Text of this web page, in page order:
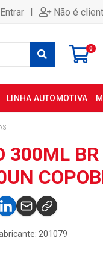
| Não é
0
LINHA AUTOMOTIVA
300ML
201079